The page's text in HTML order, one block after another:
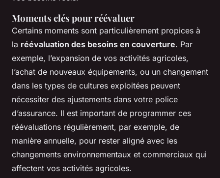
Moments clés pour réévaluer
Certains moments sont particulièrement propices à
la réévaluation des besoins en couverture. Par
exemple, l’expansion de vos activités agricoles,
l’achat de nouveaux équipements, ou un changement
dans les types de cultures exploitées peuvent
nécessiter des ajustements dans votre police
d’assurance. Il est important de programmer ces
réévaluations régulièrement, par exemple, de
manière annuelle, pour rester aligné avec les
changements environnementaux et commerciaux qui
affectent vos activités agricoles.